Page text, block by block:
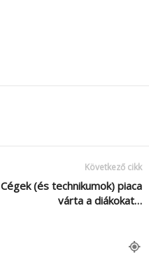
Következő cikk
Cégek (és technikumok) piaca
várta a diákokat…